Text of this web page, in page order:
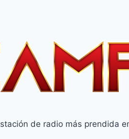
de radio más prendida